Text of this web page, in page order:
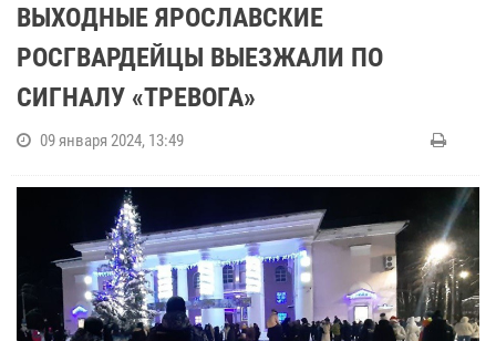
ВЫХОДНЫЕ ЯРОСЛАВСКИЕ
РОСГВАРДЕЙЦЫ ВЫЕЗЖАЛИ ПО
СИГНАЛУ «ТРЕВОГА»
09 января 2024, 13:49